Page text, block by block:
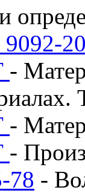
-
-
-
78 -